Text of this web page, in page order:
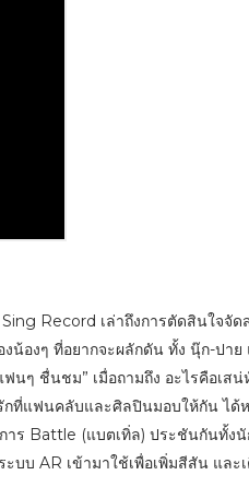
Record เล่าถึงการตัดสินใจจัด
น้องๆ ที่อยากจะผลักดัน ทั้ง นุ๊ก-ปาย
นๆ ชื่นชม” เมื่อถามถึง อะไรคือเส
กที่แฟนคลับและศิลปินมอบให้กัน ได้
าร Battle (แบตเทิ่ล) ประชันกันทั้งนั
บ AR เข้ามาใช้เพื่อเพิ่มสีสัน และเ